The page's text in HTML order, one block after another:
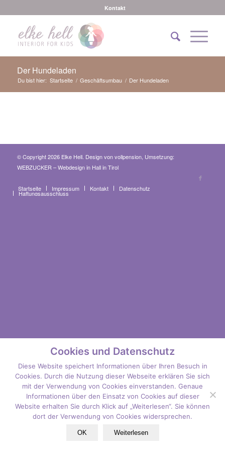
Kontakt
Der Hundeladen
Du bist hier: Startseite / Geschäftsumbau / Der Hundeladen
© Copyright 2026 Elke Hell. Design vonvollpension, Umsetzung:
WEBZUCKER – Webdesign in Hall in Tirol
Startseite Impressum Kontakt Datenschutz
Haftungsausschluss
Cookies und Datenschutz
Diese Website speichert Informationen über Ihren Besuch in
Cookies. Durch die Nutzung dieser Webseite erklären Sie sich
mit der Verwendung von Cookies einverstanden. Genaue
Informationen über den Einsatz von Cookies auf dieser
Website erhalten Sie durch Klick auf „Weiterlesen“. Sie können
dort der Verwendung von Cookies widersprechen.
OK Weiterlesen